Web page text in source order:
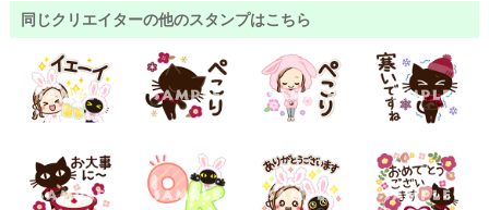
同じクリエイターの他のスタンプはこちら